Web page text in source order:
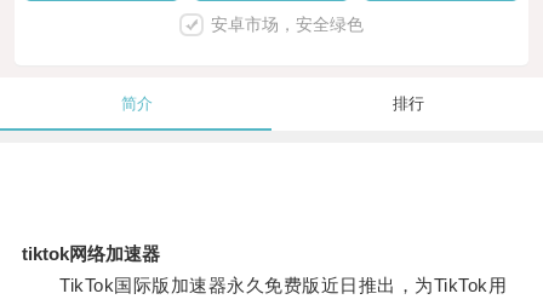
安卓市场，安全绿色
简介 排行
tiktok网络加速器
TikTok国际版加速器永久免费版近日推出，为TikTok用